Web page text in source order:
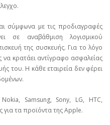
σύμφωνα με τις προδιαγραφές
σε αναβάθμιση λογισμικού
της συσκευής. Για το λόγο
κρατάει αντίγραφο ασφαλείας
του. Η κάθε εταιρεία δεν φέρει
Samsung, Sony, LG, HTC,
για τα προϊόντα της Apple.